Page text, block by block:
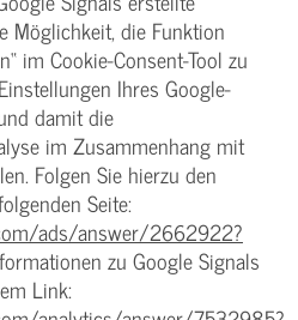
Möglichkeit, die Funktion
im Cookie-Consent-Tool zu
Ihres Google-
damit die
im Zusammenhang mit
Folgen Sie hierzu den
Seite:
ads/answer/2662922?
zu Google Signals
Link: